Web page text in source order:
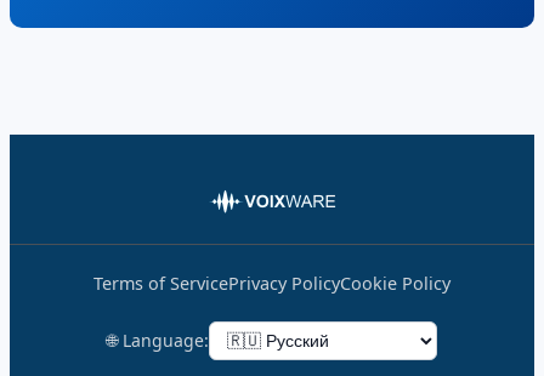
Terms of ServicePrivacy PolicyCookie Policy
🌐 Language: